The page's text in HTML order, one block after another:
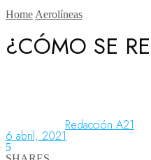
Aeronáutica
Home Aerolíneas
¿CÓMO SE
Redacción A21
6 abril, 2021
5